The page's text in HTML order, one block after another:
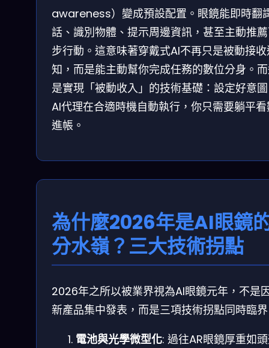
awareness）變成預設配置。眼鏡能即時翻
話、識別物體、提示周邊資訊，甚至主動推
步行動。這意味著穿戴式AI不再只是被動接
知，而是能主動幫你完成任務的數位分身。
是實現「被動收入」的技術基礎：設定好意
AI代理在合適時機自動執行，你只需要躺平
進帳。
為什麼2026年是AI眼鏡
分水嶺？三大技術拐點
2026年之所以被業界視為AI眼鏡元年，不是
新產品集中發表，而是三項技術拐點同時臨
電池與光學微型化: 過往AR眼鏡厚重如